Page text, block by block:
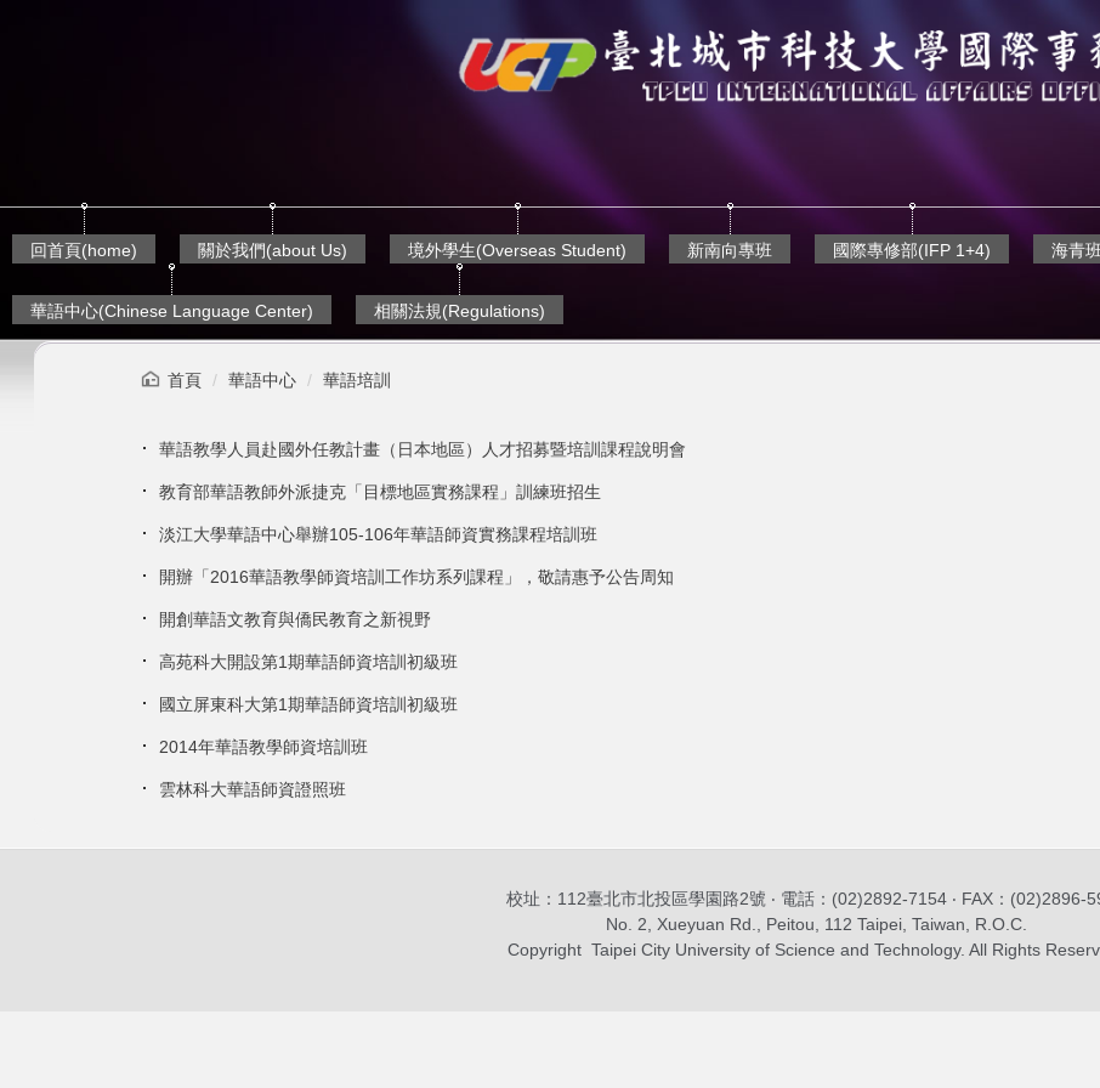
回首頁(home) 關於我們(about Us) 境外學生(Overseas Student) 新南向專班 國際專修部(IFP 1+4) 海青
華語中心(Chinese Language Center) 相關法規(Regulations)
首頁 華語中心 華語培訓
華語教學人員赴國外任教計畫（日本地區）人才招募暨培訓課程說明會
教育部華語教師外派捷克「目標地區實務課程」訓練班招生
淡江大學華語中心舉辦105-106年華語師資實務課程培訓班
開辦「2016華語教學師資培訓工作坊系列課程」，敬請惠予公告周知
開創華語文教育與僑民教育之新視野
高苑科大開設第1期華語師資培訓初級班
國立屏東科大第1期華語師資培訓初級班
2014年華語教學師資培訓班
雲林科大華語師資證照班
校址：112臺北市北投區學園路2號 ‧ 電話：(02)2892-7154 ‧ FAX：(02)2896-
No. 2, Xueyuan Rd., Peitou, 112 Taipei, Taiwan, R.O.C.
Copyright Taipei City University of Science and Technology. All Rights